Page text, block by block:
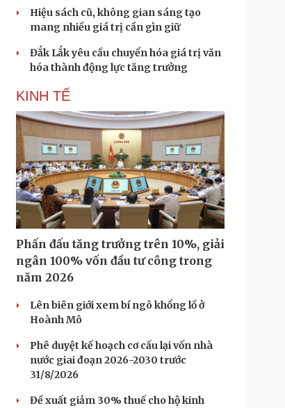
Hiệu sách cũ, không gian sáng tạo
mang nhiều giá trị cần gìn giữ
Đắk Lắk yêu cầu chuyển hóa giá trị văn
hóa thành động lực tăng trưởng
KINH TẾ
Phấn đấu tăng trưởng trên 10%, giải
ngân 100% vốn đầu tư công trong
năm 2026
Lên biên giới xem bí ngô khổng lồ ở
Hoành Mô
Phê duyệt kế hoạch cơ cấu lại vốn nhà
nước giai đoạn 2026-2030 trước
31/8/2026
Đề xuất giảm 30% thuế cho hộ kinh